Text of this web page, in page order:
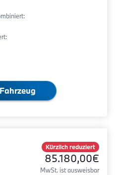
Kürzlich reduziert
85.180,00€
MwSt. ist ausweisbar